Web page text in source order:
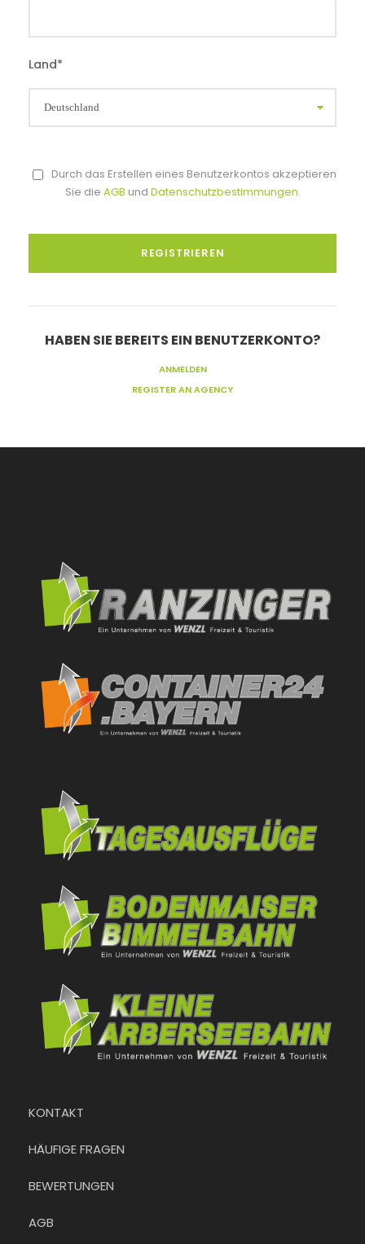
Land*
Durch das Erstellen eines Benutzerkontos akzeptieren
Sie die AGB und Datenschutzbestimmungen.
HABEN SIE BEREITS EIN BENUTZERKONTO?
ANMELDEN
REGISTER AN AGENCY
KONTAKT
HÄUFIGE FRAGEN
BEWERTUNGEN
AGB